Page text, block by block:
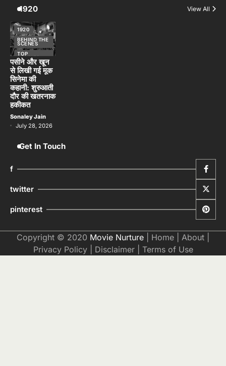
1920 View All
1920
BEHIND THE
SCENES
TOP
STORIES
पसीने और खून
से लिखी गई मूक
सिनेमा की
कहानी: शुरुआती
दौर की खतरनाक
हकीकत
Sonaley Jain
July 28, 2026
Get In Touch
f
twitter
pinterest
Copyright © 2020 Movie Nurture Home About
Privacy Policy| Disclaimer| Terms of Use